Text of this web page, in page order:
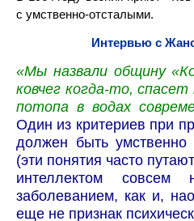
с умственно-отсталыми.
Интервью с
«Мы назвали общину
ковчег когда-то,
потопа в водах
Один из критериев при
должен быть
(эти понятия часто
интеллектом совсем
заболеванием, как и,
еще не признак